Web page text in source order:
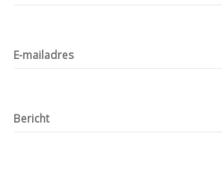
E-mailadres
Bericht